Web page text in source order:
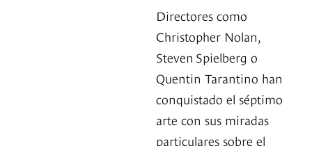
Directores como
Christopher Nolan,
Steven Spielberg o
Quentin Tarantino han
conquistado el séptimo
arte con sus miradas
particulares sobre el